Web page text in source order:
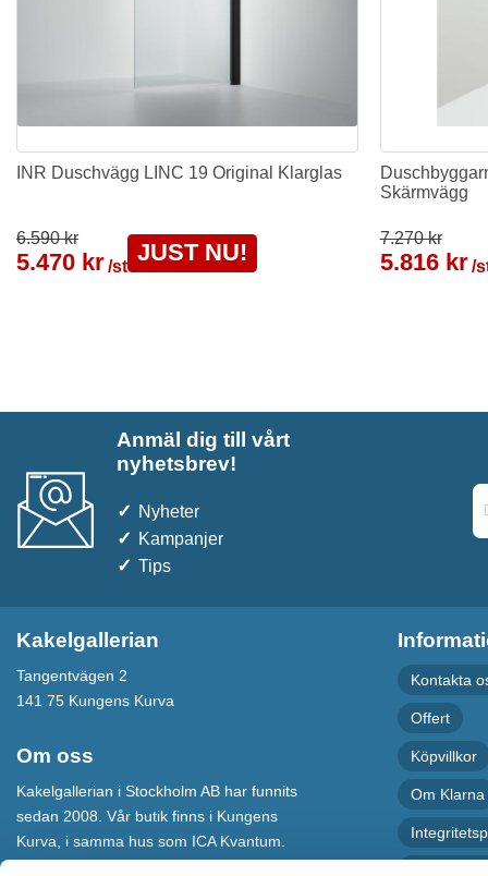
INR Duschvägg LINC 19 Original Klarglas
6.590 kr
5.470 kr/st
JUST NU!
Skärmvägg
7.270 kr
5.816 kr /
Anmäl dig till vårt
nyhetsbrev!
Nyheter
Kampanjer
Tips
Kakelgallerian
Tangentvägen 2
141 75 Kungens Kurva
Om oss
Kakelgallerian i Stockholm AB har funnits
sedan 2008. Vår butik finns i Kungens
Kurva, i samma hus som ICA Kvantum.
Kontakta
Offert
Köpvillkor
Om Klarna